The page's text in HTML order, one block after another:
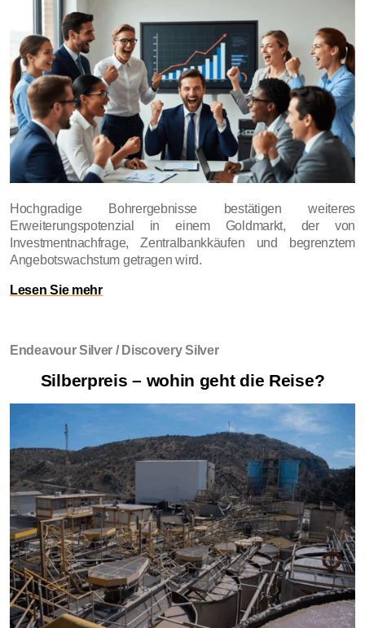
Hochgradige Bohrergebnisse bestätigen weiteres
Erweiterungspotenzial in einem Goldmarkt, der von
Investmentnachfrage, Zentralbankkäufen und begrenztem
Angebotswachstum getragen wird.
Lesen Sie mehr
Endeavour Silver / Discovery Silver
Silberpreis – wohin geht die Reise?